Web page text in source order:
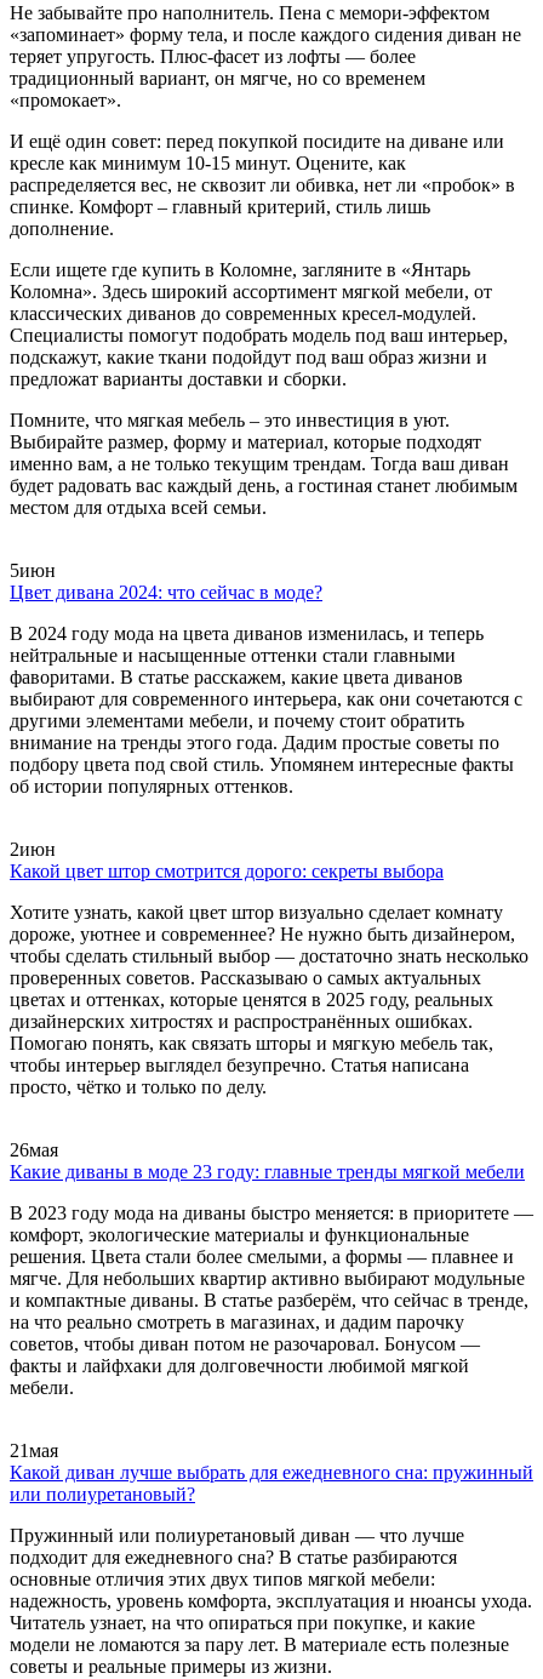
Не забывайте про наполнитель. Пена с мемори‑эффектом
«запоминает» форму тела, и после каждого сидения диван не
теряет упругость. Плюс‑фасет из лофты — более
традиционный вариант, он мягче, но со временем
«промокает».
И ещё один совет: перед покупкой посидите на диване или
кресле как минимум 10‑15 минут. Оцените, как
распределяется вес, не сквозит ли обивка, нет ли «пробок» в
спинке. Комфорт – главный критерий, стиль лишь
дополнение.
Если ищете где купить в Коломне, загляните в «Янтарь
Коломна». Здесь широкий ассортимент мягкой мебели, от
классических диванов до современных кресел‑модулей.
Специалисты помогут подобрать модель под ваш интерьер,
подскажут, какие ткани подойдут под ваш образ жизни и
предложат варианты доставки и сборки.
Помните, что мягкая мебель – это инвестиция в уют.
Выбирайте размер, форму и материал, которые подходят
именно вам, а не только текущим трендам. Тогда ваш диван
будет радовать вас каждый день, а гостиная станет любимым
местом для отдыха всей семьи.
5июн
Цвет дивана 2024: что сейчас в моде?
В 2024 году мода на цвета диванов изменилась, и теперь
нейтральные и насыщенные оттенки стали главными
фаворитами. В статье расскажем, какие цвета диванов
выбирают для современного интерьера, как они сочетаются с
другими элементами мебели, и почему стоит обратить
внимание на тренды этого года. Дадим простые советы по
подбору цвета под свой стиль. Упомянем интересные факты
об истории популярных оттенков.
2июн
Какой цвет штор смотрится дорого: секреты выбора
Хотите узнать, какой цвет штор визуально сделает комнату
дороже, уютнее и современнее? Не нужно быть дизайнером,
чтобы сделать стильный выбор — достаточно знать несколько
проверенных советов. Рассказываю о самых актуальных
цветах и оттенках, которые ценятся в 2025 году, реальных
дизайнерских хитростях и распространённых ошибках.
Помогаю понять, как связать шторы и мягкую мебель так,
чтобы интерьер выглядел безупречно. Статья написана
просто, чётко и только по делу.
26мая
Какие диваны в моде 23 году: главные тренды мягкой мебели
В 2023 году мода на диваны быстро меняется: в приоритете —
комфорт, экологические материалы и функциональные
решения. Цвета стали более смелыми, а формы — плавнее и
мягче. Для небольших квартир активно выбирают модульные
и компактные диваны. В статье разберём, что сейчас в тренде,
на что реально смотреть в магазинах, и дадим парочку
советов, чтобы диван потом не разочаровал. Бонусом —
факты и лайфхаки для долговечности любимой мягкой
мебели.
21мая
Какой диван лучше выбрать для ежедневного сна: пружинный
или полиуретановый?
Пружинный или полиуретановый диван — что лучше
подходит для ежедневного сна? В статье разбираются
основные отличия этих двух типов мягкой мебели:
надежность, уровень комфорта, эксплуатация и нюансы ухода.
Читатель узнает, на что опираться при покупке, и какие
модели не ломаются за пару лет. В материале есть полезные
советы и реальные примеры из жизни.